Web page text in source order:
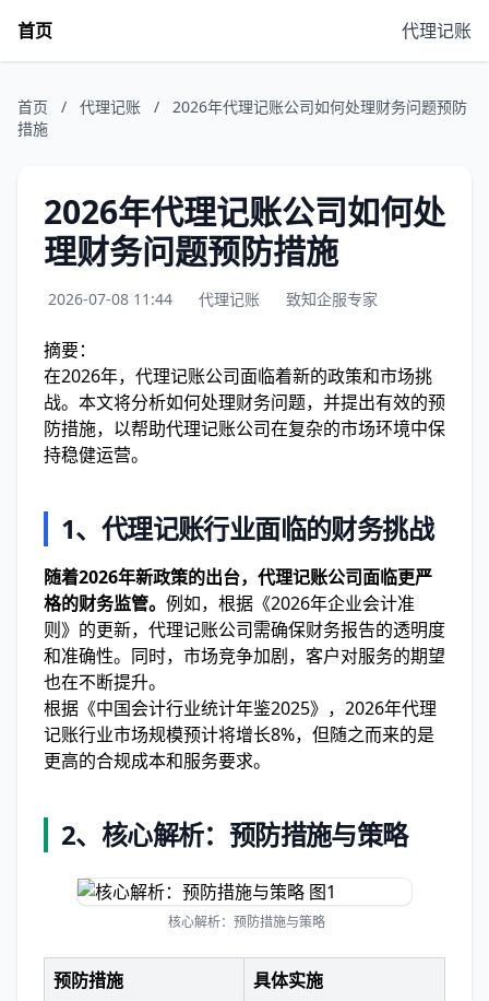
首页 代理记账
首页 / 代理记账 /
2026年代理记账公司如何处理财务问题预防
措施
2026年代理记账公司如何处
理财务问题预防措施
2026-07-08 11:44 代理记账 致知企服专家
摘要：
在2026年，代理记账公司面临着新的政策和市场挑
战。本文将分析如何处理财务问题，并提出有效的预
防措施，以帮助代理记账公司在复杂的市场环境中保
持稳健运营。
1、代理记账行业面临的财务挑战
随着2026年新政策的出台，代理记账公司面临更严
格的财务监管。 例如，根据《2026年企业会计准
则》的更新，代理记账公司需确保财务报告的透明度
和准确性。同时，市场竞争加剧，客户对服务的期望
也在不断提升。
根据《中国会计行业统计年鉴2025》，2026年代理
记账行业市场规模预计将增长8%，但随之而来的是
更高的合规成本和服务要求。
2、核心解析：预防措施与策略
核心解析：预防措施与策略
预防措施 具体实施